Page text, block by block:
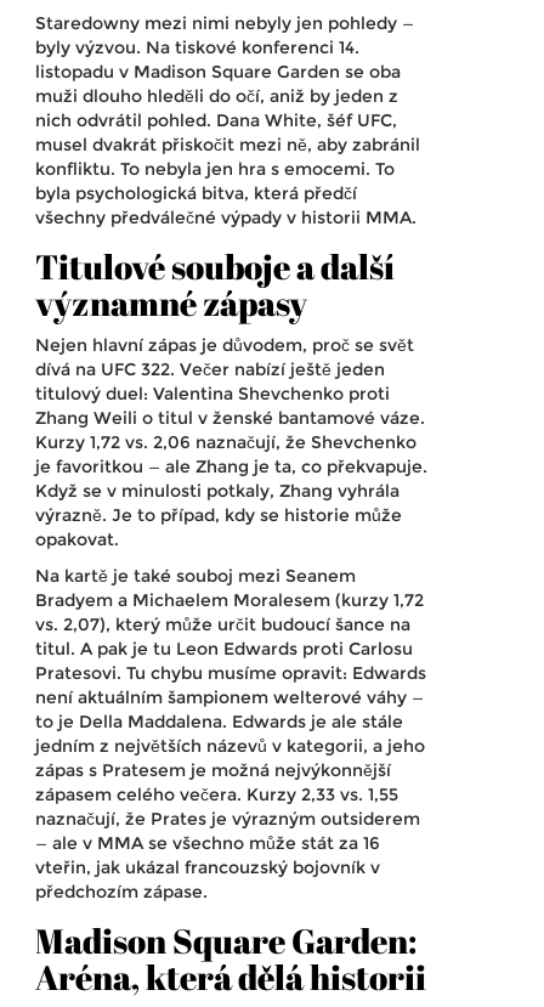
Staredowny mezi nimi nebyly jen pohledy —
byly výzvou. Na tiskové konferenci 14.
listopadu v Madison Square Garden se oba
muži dlouho hleděli do očí, aniž by jeden z
nich odvrátil pohled. Dana White, šéf UFC,
musel dvakrát přiskočit mezi ně, aby zabránil
konfliktu. To nebyla jen hra s emocemi. To
byla psychologická bitva, která předčí
všechny předválečné výpady v historii MMA.
Titulové souboje a další
významné zápasy
Nejen hlavní zápas je důvodem, proč se svět
dívá na UFC 322. Večer nabízí ještě jeden
titulový duel: Valentina Shevchenko proti
Zhang Weili o titul v ženské bantamové váze.
Kurzy 1,72 vs. 2,06 naznačují, že Shevchenko
je favoritkou — ale Zhang je ta, co překvapuje.
Když se v minulosti potkaly, Zhang vyhrála
výrazně. Je to případ, kdy se historie může
opakovat.
Na kartě je také souboj mezi Seanem
Bradyem a Michaelem Moralesem (kurzy 1,72
vs. 2,07), který může určit budoucí šance na
titul. A pak je tu Leon Edwards proti Carlosu
Pratesovi. Tu chybu musíme opravit: Edwards
není aktuálním šampionem welterové váhy —
to je Della Maddalena. Edwards je ale stále
jedním z největších názevů v kategorii, a jeho
zápas s Pratesem je možná nejvýkonnější
zápasem celého večera. Kurzy 2,33 vs. 1,55
naznačují, že Prates je výrazným outsiderem
— ale v MMA se všechno může stát za 16
vteřin, jak ukázal francouzský bojovník v
předchozím zápase.
Madison Square Garden:
Aréna, která dělá historii